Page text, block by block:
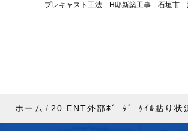
プレキャスト工法 H邸新築工事 石垣市
ホーム 20 ENT外部ﾎﾞｰﾀﾞｰﾀｲﾙ貼り状